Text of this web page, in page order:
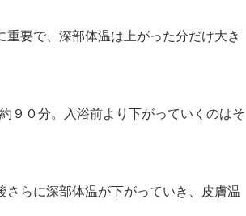
要で、深部体温は上がった分だけ大き
９０分。入浴前より下がっていくのはそ
らに深部体温が下がっていき、皮膚温